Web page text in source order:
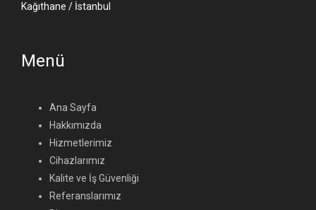
Kağıthane / İstanbul
Menü
Ana Sayfa
Hakkımızda
Hizmetlerimiz
Cihazlarımız
Kalite ve İş Güvenliği
Referanslarımız